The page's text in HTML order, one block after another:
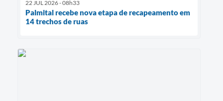
22 JUL 2026 - 08h33
Palmital recebe nova etapa de recapeamento em
14 trechos de ruas